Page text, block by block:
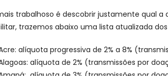
trabalhoso é descobrir justamente qual
trazemos abaixo uma lista atualizada
alíquota progressiva de 2% a 8%
alíquota de 2% (transmissões por